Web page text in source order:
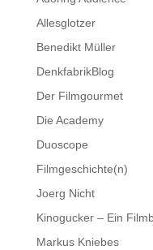
Allesglotzer
Benedikt Müller
DenkfabrikBlog
Der Filmgourmet
Die Academy
Duoscope
Filmgeschichte(n)
Joerg Nicht
Kinogucker – Ein
Markus Kniebes